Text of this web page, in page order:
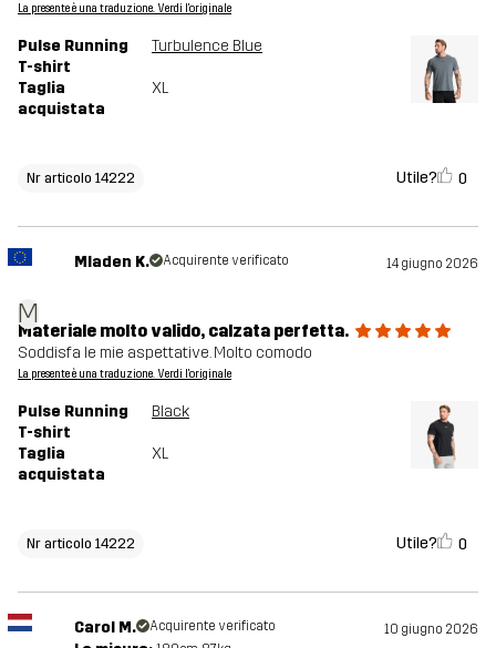
La presente è una traduzione. Verdi l'originale
Pulse Running
T-shirt
Turbulence Blue
Taglia
acquistata
XL
Nr articolo 14222 Utile? 0
M
Mladen K. Acquirente verificato 14 giugno 2026
Materiale molto valido, calzata perfetta.
Soddisfa le mie aspettative. Molto comodo
La presente è una traduzione. Verdi l'originale
Pulse Running
T-shirt
Black
Taglia
acquistata
XL
Nr articolo 14222 Utile? 0
Carol M. Acquirente verificato 10 giugno 2026